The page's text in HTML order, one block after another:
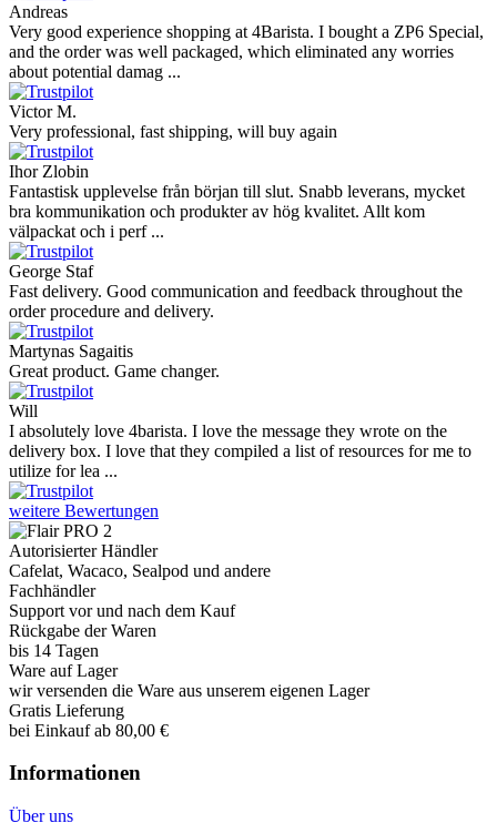
Andreas
Very good experience shopping at 4Barista. I bought a ZP6 Special,
and the order was well packaged, which eliminated any worries
about potential damag ...
Victor M.
Very professional, fast shipping, will buy again
Ihor Zlobin
Fantastisk upplevelse från början till slut. Snabb leverans, mycket
bra kommunikation och produkter av hög kvalitet. Allt kom
välpackat och i perf ...
George Staf
Fast delivery. Good communication and feedback throughout the
order procedure and delivery.
Martynas Sagaitis
Great product. Game changer.
Will
I absolutely love 4barista. I love the message they wrote on the
delivery box. I love that they compiled a list of resources for me to
utilize for lea ...
weitere Bewertungen
Autorisierter Händler
Cafelat, Wacaco, Sealpod und andere
Fachhändler
Support vor und nach dem Kauf
Rückgabe der Waren
bis 14 Tagen
Ware auf Lager
wir versenden die Ware aus unserem eigenen Lager
Gratis Lieferung
bei Einkauf ab 80,00 €
Informationen
Über uns